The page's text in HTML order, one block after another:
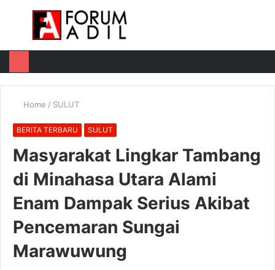
Menu
Home / SULUT
BERITA TERBARU SULUT
Masyarakat Lingkar Tambang
di Minahasa Utara Alami
Enam Dampak Serius Akibat
Pencemaran Sungai
Marawuwung